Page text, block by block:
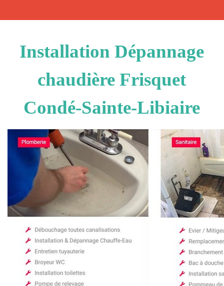
Installation Dépannage
chaudière Frisquet
Condé-Sainte-Libiaire